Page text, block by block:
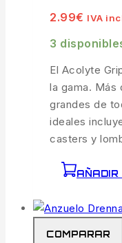
2.99€ IVA
3
El Acolyte
la gama. Más
grandes de
ideales
casters y
AÑADIR
COMPARAR